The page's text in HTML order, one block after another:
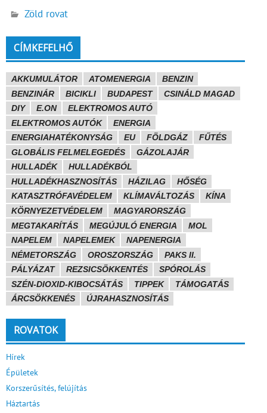
Zöld rovat
CÍMKEFELHŐ
AKKUMULÁTOR ATOMENERGIA
BENZIN
BENZINÁR
BICIKLI BUDAPEST
CSINÁLD MAGAD
DIY
E.ON
ELEKTROMOS AUTÓ
ELEKTROMOS AUTÓK
ENERGIA
ENERGIAHATÉKONYSÁG
EU FÖLDGÁZ
FŰTÉS
GLOBÁLIS FELMELEGEDÉS
GÁZOLAJÁR
HULLADÉK
HULLADÉKBÓL
HULLADÉKHASZNOSÍTÁS
HÁZILAG
HŐSÉG
KATASZTRÓFAVÉDELEM
KLÍMAVÁLTOZÁS
KÍNA
KÖRNYEZETVÉDELEM
MAGYARORSZÁG
MEGTAKARÍTÁS
MEGÚJULÓ ENERGIA
MOL
NAPELEM
NAPELEMEK
NAPENERGIA
NÉMETORSZÁG
OROSZORSZÁG
PAKS II.
PÁLYÁZAT
REZSICSÖKKENTÉS
SPÓROLÁS
SZÉN-DIOXID-KIBOCSÁTÁS
TIPPEK
TÁMOGATÁS
ÁRCSÖKKENÉS
ÚJRAHASZNOSÍTÁS
ROVATOK
Hírek
Épületek
Korszerűsítés, felújítás
Háztartás